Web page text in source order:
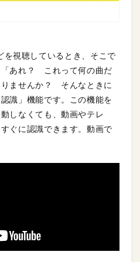
視聴しているとき、そこで
あれ？ これって何の曲だ
ませんか？ そんなときに
識」機能です。この機能を
しなくても、動画やテレ
ぐに認識できます。動画で